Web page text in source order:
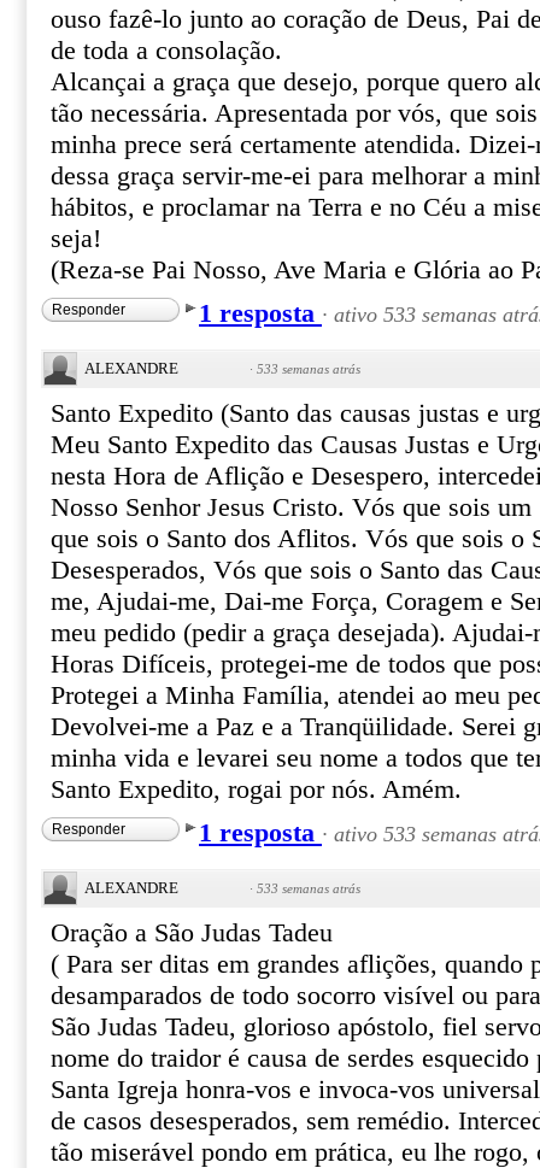
ouso fazê-lo junto ao coração de Deus, Pai
de toda a consolação.
Alcançai a graça que desejo, porque quero
tão necessária. Apresentada por vós, que
minha prece será certamente atendida.
dessa graça servir-me-ei para melhorar a
hábitos, e proclamar na Terra e no Céu a
seja!
(Reza-se Pai Nosso, Ave Maria e Glória ao
Responder 1 resposta · ativo 533 semanas
ALEXANDRE · 533 semanas atrás
Santo Expedito (Santo das causas justas e
Meu Santo Expedito das Causas Justas e
nesta Hora de Aflição e Desespero,
Nosso Senhor Jesus Cristo. Vós que sois
que sois o Santo dos Aflitos. Vós que sois o
Desesperados, Vós que sois o Santo das
me, Ajudai-me, Dai-me Força, Coragem e
meu pedido (pedir a graça desejada). Ajudai-
Horas Difíceis, protegei-me de todos que
Protegei a Minha Família, atendei ao meu
Devolvei-me a Paz e a Tranqüilidade. Serei
minha vida e levarei seu nome a todos que
Santo Expedito, rogai por nós. Amém.
Responder 1 resposta · ativo 533 semanas
ALEXANDRE · 533 semanas atrás
Oração a São Judas Tadeu
( Para ser ditas em grandes aflições, quando
desamparados de todo socorro visível ou
São Judas Tadeu, glorioso apóstolo, fiel
nome do traidor é causa de serdes
Santa Igreja honra-vos e invoca-vos
de casos desesperados, sem remédio.
tão miserável pondo em prática, eu lhe